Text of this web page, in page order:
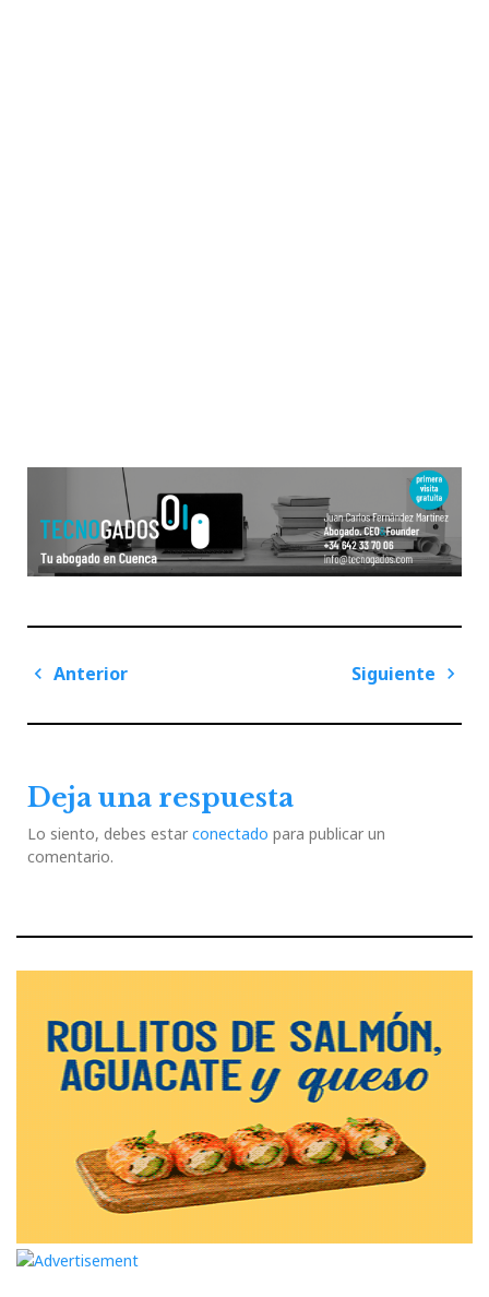
Navegación
entradas
Anterior
Siguiente
Deja una respuesta
Lo siento, debes estar conectado para publicar un
comentario.